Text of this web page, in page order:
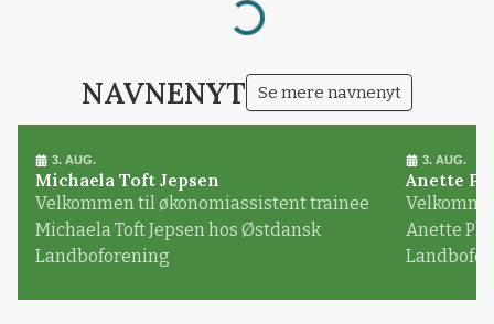
Loading...
NAVNENYT Se mere navnenyt
3. AUG.
Michaela Toft Jepsen
Velkommen til økonomiassistent trainee
Michaela Toft Jepsen hos Østdansk
Landboforening
3. AUG.
Anette
Anette